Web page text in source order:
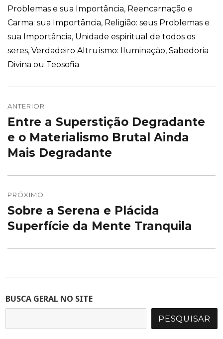
Problemas e sua Importância, Reencarnação e
Carma: sua Importância, Religião: seus Problemas e
sua Importância, Unidade espiritual de todos os
seres, Verdadeiro Altruísmo: Iluminação, Sabedoria
Divina ou Teosofia
de
Post
ANTERIOR
Post
anterior:
Entre a Superstição Degradante
e o Materialismo Brutal Ainda
Mais Degradante
PRÓXIMO
Próximo
post:
Sobre a Serena e Plácida
Superfície da Mente Tranquila
BUSCA GERAL NO SITE
PESQUISAR